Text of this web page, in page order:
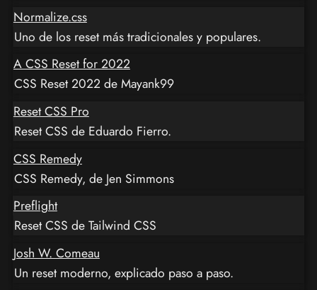
Normalize.css
Uno de los reset más tradicionales y populares.
A CSS Reset for 2022
CSS Reset 2022 de Mayank99
Reset CSS Pro
Reset CSS de Eduardo Fierro.
CSS Remedy
CSS Remedy, de Jen Simmons
Preflight
Reset CSS de Tailwind CSS
Josh W. Comeau
Un reset moderno, explicado paso a paso.